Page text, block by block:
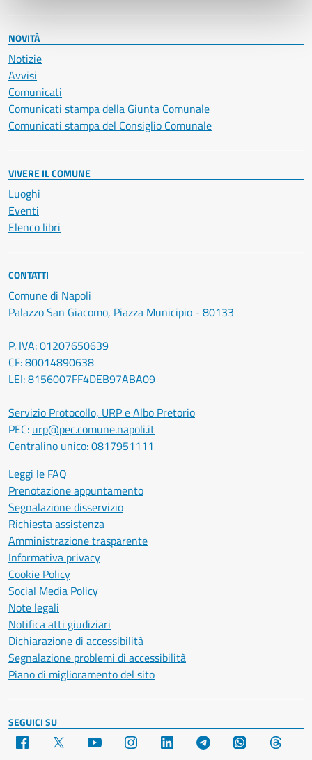
NOVITÀ
Notizie
Avvisi
Comunicati
Comunicati stampa della Giunta Comunale
Comunicati stampa del Consiglio Comunale
VIVERE IL COMUNE
Luoghi
Eventi
Elenco libri
CONTATTI
Comune di Napoli
Palazzo San Giacomo, Piazza Municipio - 80133
P. IVA: 01207650639
CF: 80014890638
LEI: 8156007FF4DEB97ABA09
Servizio Protocollo, URP e Albo Pretorio
PEC: urp@pec.comune.napoli.it
Centralino unico:0817951111
Leggi le FAQ
Prenotazione appuntamento
Segnalazione disservizio
Richiesta assistenza
Amministrazione trasparente
Informativa privacy
Cookie Policy
Social Media Policy
Note legali
Notifica atti giudiziari
Dichiarazione di accessibilità
Segnalazione problemi di accessibilità
Piano di miglioramento del sito
SEGUICI SU
Facebook YouTube Instagram LinkedIn Telegram WhatsApp